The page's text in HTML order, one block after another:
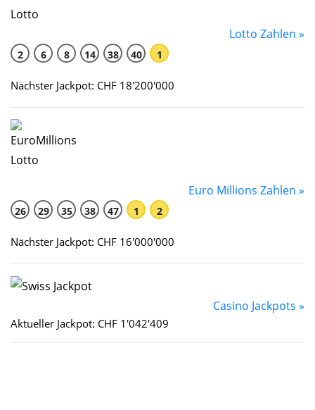
Lotto Zahlen »
2 6 8 14 38 40 1
Nächster Jackpot: CHF 18'200'000
Euro Millions Zahlen »
26 29 35 38 47 1 2
Nächster Jackpot: CHF 16'000'000
Casino Jackpots »
Aktueller Jackpot: CHF 1'042'409